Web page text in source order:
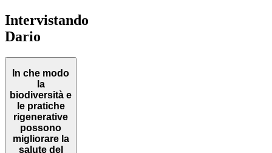
Intervistando
Dario
In che modo
la
biodiversità e
le pratiche
rigenerative
possono
migliorare la
salute del